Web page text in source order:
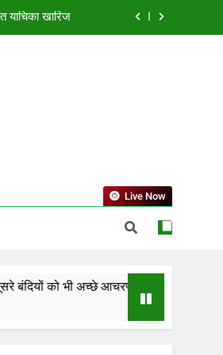
डॉ. यादव
डॉ. यादव
Live Now
आचरण के लिए करेगी प्रोत्साहित : मुख्यमंत्री